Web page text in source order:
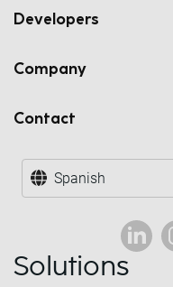
Developers
Company
Contact
Spanish
Solutions